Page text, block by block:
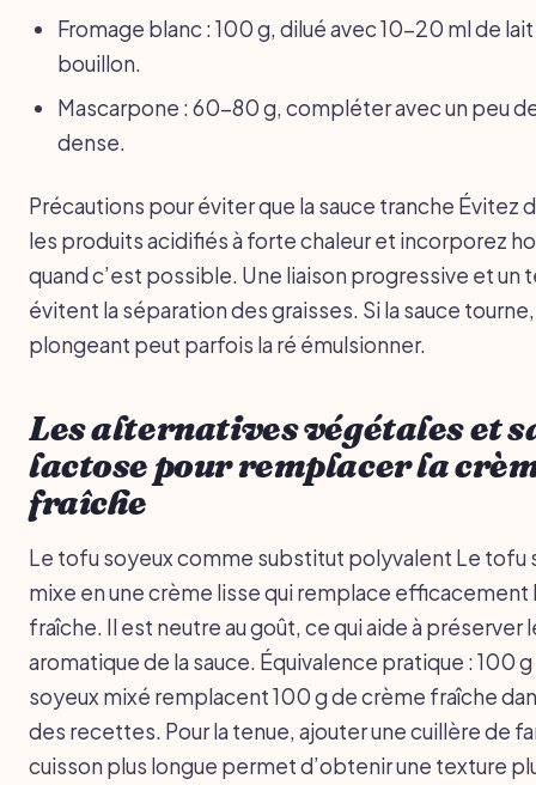
Fromage blanc : 100 g, dilué avec 10-20 ml de
bouillon.
Mascarpone : 60-80 g, compléter avec un peu
dense.
Précautions pour éviter que la sauce tranche Évitez
les produits acidifiés à forte chaleur et incorporez
quand c’est possible. Une liaison progressive et un
évitent la séparation des graisses. Si la sauce
plongeant peut parfois la ré émulsionner.
Les alternatives végétales et
lactose pour remplacer la
fraîche
Le tofu soyeux comme substitut polyvalent Le tofu
mixe en une crème lisse qui remplace efficacement
fraîche. Il est neutre au goût, ce qui aide à préserver
aromatique de la sauce. Équivalence pratique : 100
soyeux mixé remplacent 100 g de crème fraîche
des recettes. Pour la tenue, ajouter une cuillère de
cuisson plus longue permet d’obtenir une texture